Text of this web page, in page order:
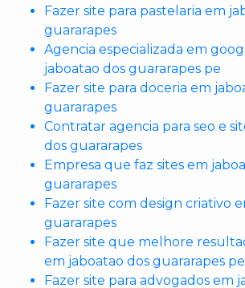
Fazer site para pastelaria em
guararapes
Agencia especializada em
jaboatao dos guararapes pe
Fazer site para doceria em
guararapes
Contratar agencia para seo e
dos guararapes
Empresa que faz sites em
guararapes
Fazer site com design criativo
guararapes
Fazer site que melhore
em jaboatao dos guararapes pe
Fazer site para advogados em